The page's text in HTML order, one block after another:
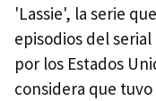
'Lassie', la serie
episodios del
por los Estados
considera que